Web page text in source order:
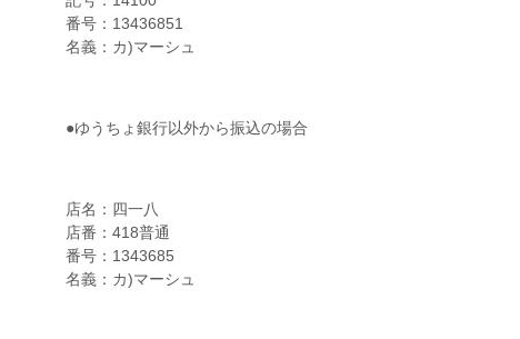
番号：13436851
名義：カ)マーシュ
●ゆうちょ銀行以外から振込の場合
店名：四一八
店番：418普通
番号：1343685
名義：カ)マーシュ